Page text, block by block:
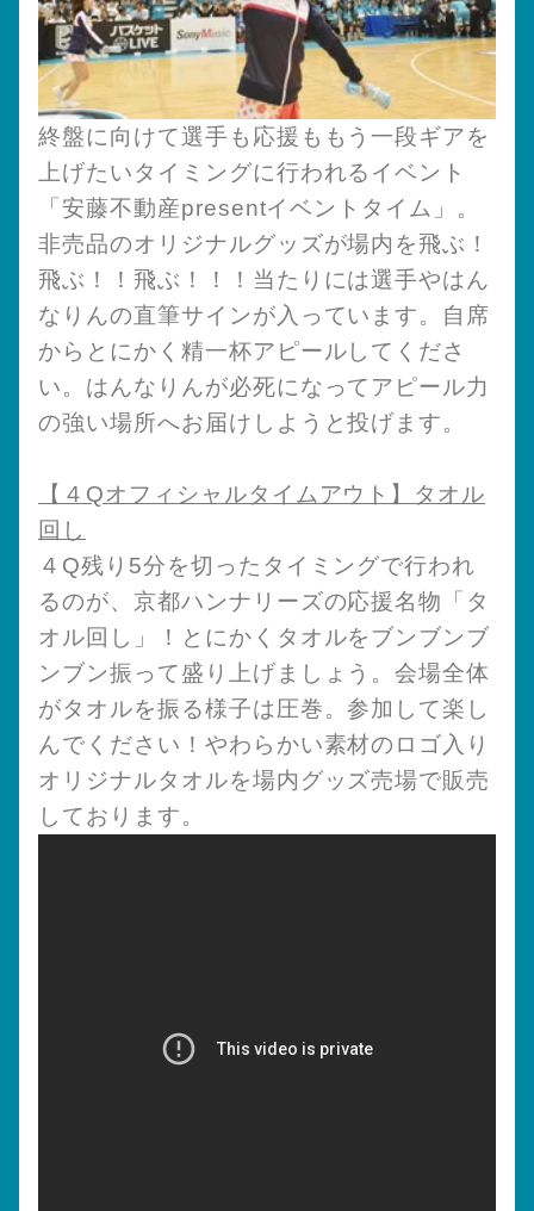
終盤に向けて選手も応援ももう一段ギアを
上げたいタイミングに行われるイベント
「安藤不動産presentイベントタイム」。
非売品のオリジナルグッズが場内を飛ぶ！
飛ぶ！！飛ぶ！！！当たりには選手やはん
なりんの直筆サインが入っています。自席
からとにかく精一杯アピールしてくださ
い。はんなりんが必死になってアピール力
の強い場所へお届けしようと投げます。
【４Qオフィシャルタイムアウト】タオル
回し
４Q残り5分を切ったタイミングで行われ
るのが、京都ハンナリーズの応援名物「タ
オル回し」！とにかくタオルをブンブンブ
ンブン振って盛り上げましょう。会場全体
がタオルを振る様子は圧巻。参加して楽し
んでください！やわらかい素材のロゴ入り
オリジナルタオルを場内グッズ売場で販売
しております。